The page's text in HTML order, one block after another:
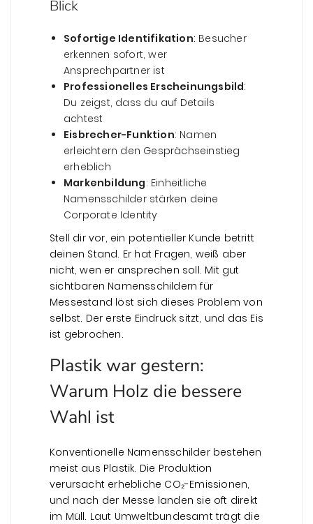
Blick
Sofortige Identifikation: Besucher
erkennen sofort, wer
Ansprechpartner ist
Professionelles Erscheinungsbild:
Du zeigst, dass du auf Details
achtest
Eisbrecher-Funktion: Namen
erleichtern den Gesprächseinstieg
erheblich
Markenbildung: Einheitliche
Namensschilder stärken deine
Corporate Identity
Stell dir vor, ein potentieller Kunde betritt
deinen Stand. Er hat Fragen, weiß aber
nicht, wen er ansprechen soll. Mit gut
sichtbaren Namensschildern für
Messestand löst sich dieses Problem von
selbst. Der erste Eindruck sitzt, und das Eis
ist gebrochen.
Plastik war gestern:
Warum Holz die bessere
Wahl ist
Konventionelle Namensschilder bestehen
meist aus Plastik. Die Produktion
verursacht erhebliche CO₂-Emissionen,
und nach der Messe landen sie oft direkt
im Müll. Laut Umweltbundesamt trägt die